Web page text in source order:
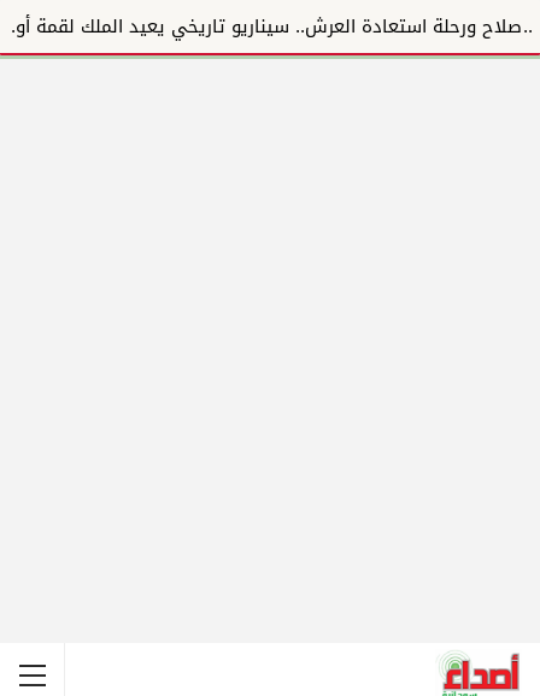
صلاح ورحلة استعادة العرش.. سيناريو تاريخي يعيد الملك لقمة أوروبا